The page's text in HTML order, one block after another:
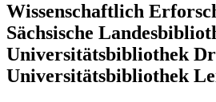
Wissenschaftlich
Sächsische
Universitätsbibliothek
Universitätsbibliothek